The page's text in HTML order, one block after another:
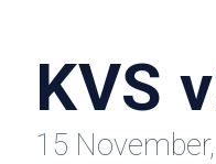
KVS
15